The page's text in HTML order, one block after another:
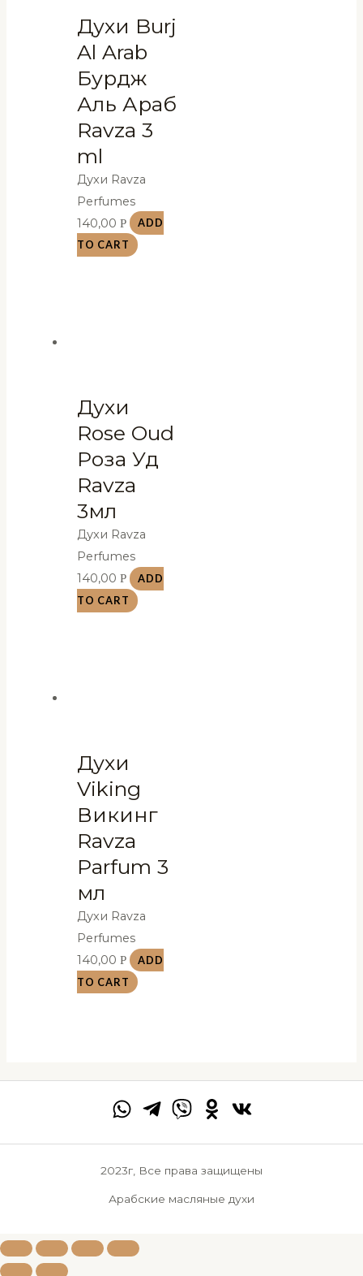
Духи Burj
Al Arab
Бурдж
Аль Араб
Ravza 3
ml
Духи Ravza
Perfumes
140,00Р
ADD
TO CART
Духи
Rose Oud
Роза Уд
Ravza
3мл
Духи Ravza
Perfumes
140,00Р
ADD
TO CART
Духи
Viking
Викинг
Ravza
Parfum 3
мл
Духи Ravza
Perfumes
140,00Р
ADD
TO CART
2023г, Все права защищены
Арабские масляные духи